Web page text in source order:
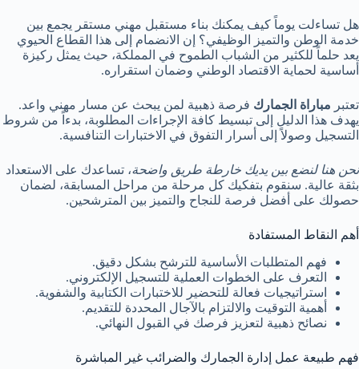
هل تساءلت يوماً كيف يمكنك بناء مستقبل مهني مستقر يجمع بين
خدمة الوطن والتميز الوظيفي؟ إن الانضمام إلى هذا القطاع الحيوي
يعد حلماً للكثير من الشباب الطموح في المملكة، حيث يمثل ركيزة
أساسية لحماية الاقتصاد الوطني وضمان استقراره.
تعتبر مباراة الجمارك فرصة ذهبية لمن يبحث عن مسار مهني واعد.
يهدف هذا الدليل إلى تبسيط كافة الإجراءات المطلوبة، بدءاً من شروط
التسجيل وصولاً إلى أسرار التفوق في الاختبارات التنافسية.
نحن هنا لنضع بين يديك خارطة طريق واضحة، تساعدك على الاستعداد
بثقة عالية. سنقوم بتفكيك كل مرحلة من مراحل المسابقة، لضمان
حصولك على أفضل فرصة للنجاح والتميز بين المترشحين.
أهم النقاط المستفادة
فهم المتطلبات الأساسية للترشح بشكل دقيق.
التعرف على الخطوات العملية للتسجيل الإلكتروني.
استراتيجيات فعالة للتحضير للاختبارات الكتابية والشفوية.
أهمية التوقيت والالتزام بالآجال المحددة للتقديم.
نصائح ذهبية لتعزيز فرصك في القبول النهائي.
فهم طبيعة عمل إدارة الجمارك والضرائب غير المباشرة